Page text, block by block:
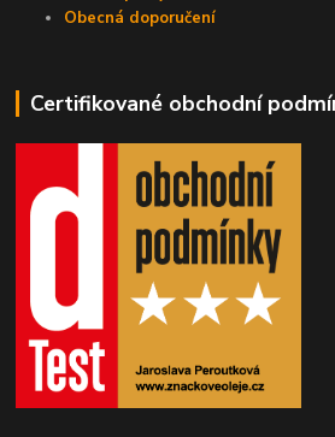
Obecná doporučení
Certifikované obchodní